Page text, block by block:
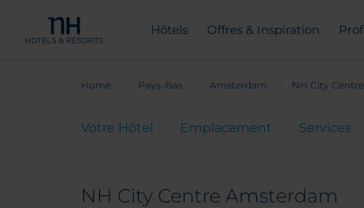
Hôtels Offres & Inspiration
Home Pays-Bas Amsterdam NH City
Votre Hôtel Emplacement Services
NH City Centre Amsterdam